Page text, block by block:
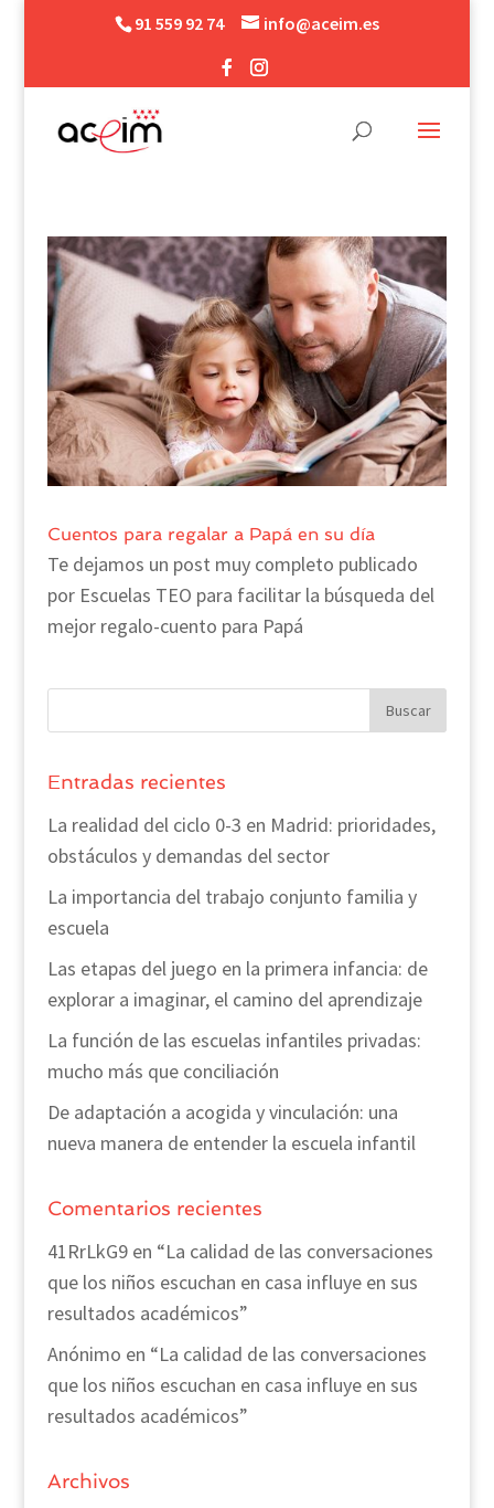
91 559 92 74 info@aceim.es
Cuentos para regalar a Papá en su día
Te dejamos un post muy completo publicado
por Escuelas TEO para facilitar la búsqueda del
mejor regalo-cuento para Papá
Entradas recientes
La realidad del ciclo 0-3 en Madrid: prioridades,
obstáculos y demandas del sector
La importancia del trabajo conjunto familia y
escuela
Las etapas del juego en la primera infancia: de
explorar a imaginar, el camino del aprendizaje
La función de las escuelas infantiles privadas:
mucho más que conciliación
De adaptación a acogida y vinculación: una
nueva manera de entender la escuela infantil
Comentarios recientes
41RrLkG9en “La calidad de las conversaciones
que los niños escuchan en casa influye en sus
resultados académicos”
Anónimo en “La calidad de las conversaciones
que los niños escuchan en casa influye en sus
resultados académicos”
Archivos